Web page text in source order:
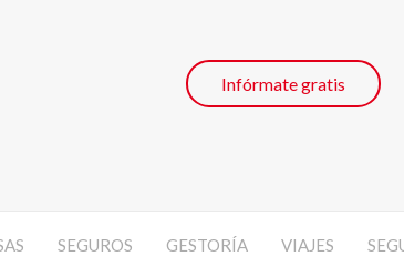
Infórmate gratis
SEGUROS GESTORÍA VIAJES